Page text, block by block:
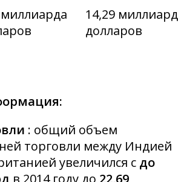
14,29
долларов
: общий объем
торговли между Индией
увеличился с до
в 2014 году до 22,69